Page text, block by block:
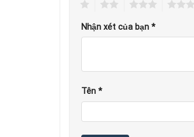
Chống thấm nước, chống mối
Kích thước và màu sắc của
Sản phẩm có thể kết hợp với
Hoặc đơn giản hơn bạn có thể
Nhận xét của bạn *
Tên *